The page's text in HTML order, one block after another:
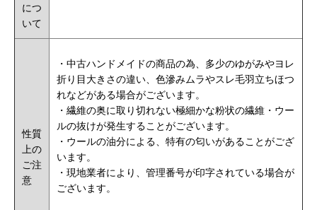
につ
いて
性質
上の
ご注
意
・ 中古ハンドメイドの商品の為、多少のゆがみやヨレ
折り目大きさの違い、色滲みムラやスレ毛羽立ちほつ
れなどがある場合がございます。
・繊維の奥に取り切れない極細かな粉状の繊維・ウー
ルの抜けが発生することがございます。
・ウールの油分による、特有の匂いがあることがござ
います。
・現地業者により、管理番号が印字されている場合が
ございます。